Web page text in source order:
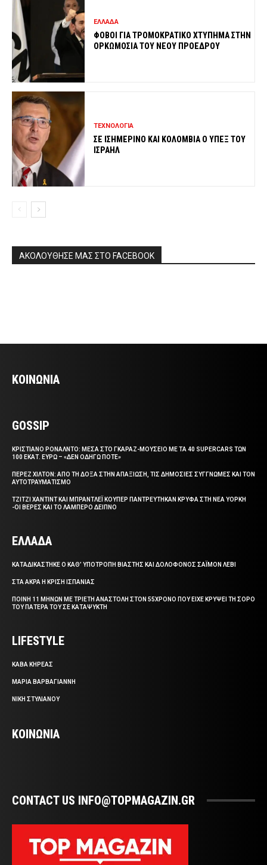
ΕΛΛΑΔΑ
ΦΟΒΟΙ ΓΙΑ ΤΡΟΜΟΚΡΑΤΙΚΟ ΧΤΥΠΗΜΑ ΣΤΗΝ
ΟΡΚΩΜΟΣΙΑ ΤΟΥ ΝΕΟΥ ΠΡΟΕΔΡΟΥ
ΤΕΧΝΟΛΟΓΙΑ
ΣΕ ΙΣΗΜΕΡΙΝΟ ΚΑΙ ΚΟΛΟΜΒΙΑ Ο ΥΠΕΞ ΤΟΥ
ΙΣΡΑΗΛ
ΑΚΟΛΟΥΘΗΣΕ ΜΑΣ ΣΤΟ FACEBOOK
ΚΟΙΝΩΝΙΑ
GOSSIP
ΚΡΙΣΤΙΑΝΟ ΡΟΝΑΛΝΤΟ: ΜΕΣΑ ΣΤΟ ΓΚΑΡΑΖ-ΜΟΥΣΕΙΟ ΜΕ ΤΑ 40 SUPERCARS ΤΩΝ
100 ΕΚΑΤ. ΕΥΡΩ – «ΔΕΝ ΟΔΗΓΩ ΠΟΤΕ»
ΠΕΡΕΖ ΧΙΛΤΟΝ: ΑΠΟ ΤΗ ΔΟΞΑ ΣΤΗΝ ΑΠΑΞΙΩΣΗ, ΤΙΣ ΔΗΜΟΣΙΕΣ ΣΥΓΓΝΩΜΕΣ ΚΑΙ ΤΟΝ
ΑΥΤΟΤΡΑΥΜΑΤΙΣΜΟ
ΤΖΙΤΖΙ ΧΑΝΤΙΝΤ ΚΑΙ ΜΠΡΑΝΤΛΕΪ ΚΟΥΠΕΡ ΠΑΝΤΡΕΥΤΗΚΑΝ ΚΡΥΦΑ ΣΤΗ ΝΕΑ ΥΟΡΚΗ
-ΟΙ ΒΕΡΕΣ ΚΑΙ ΤΟ ΛΑΜΠΕΡΟ ΔΕΙΠΝΟ
ΕΛΛΑΔΑ
ΚΑΤΑΔΙΚΑΣΤΗΚΕ Ο ΚΑΘ’ ΥΠΟΤΡΟΠΗ ΒΙΑΣΤΗΣ ΚΑΙ ΔΟΛΟΦΟΝΟΣ ΣΑΪΜΟΝ ΛΕΒΙ
ΣΤΑ ΑΚΡΑ Η ΚΡΙΣΗ ΙΣΠΑΝΙΑΣ
ΠΟΙΝΗ 11 ΜΗΝΩΝ ΜΕ ΤΡΙΕΤΗ ΑΝΑΣΤΟΛΗ ΣΤΟΝ 55ΧΡΟΝΟ ΠΟΥ ΕΙΧΕ ΚΡΥΨΕΙ ΤΗ ΣΟΡΟ
ΤΟΥ ΠΑΤΕΡΑ ΤΟΥ ΣΕ ΚΑΤΑΨΥΚΤΗ
LIFESTYLE
ΚΑΒΑ ΚΗΡΕΑΣ
ΜΑΡΙΑ ΒΑΡΒΑΓΙΑΝΝΗ
ΝΙΚΗ ΣΤΥΛΙΑΝΟΥ
ΚΟΙΝΩΝΙΑ
CONTACT US INFO@TOPMAGAZIN.GR